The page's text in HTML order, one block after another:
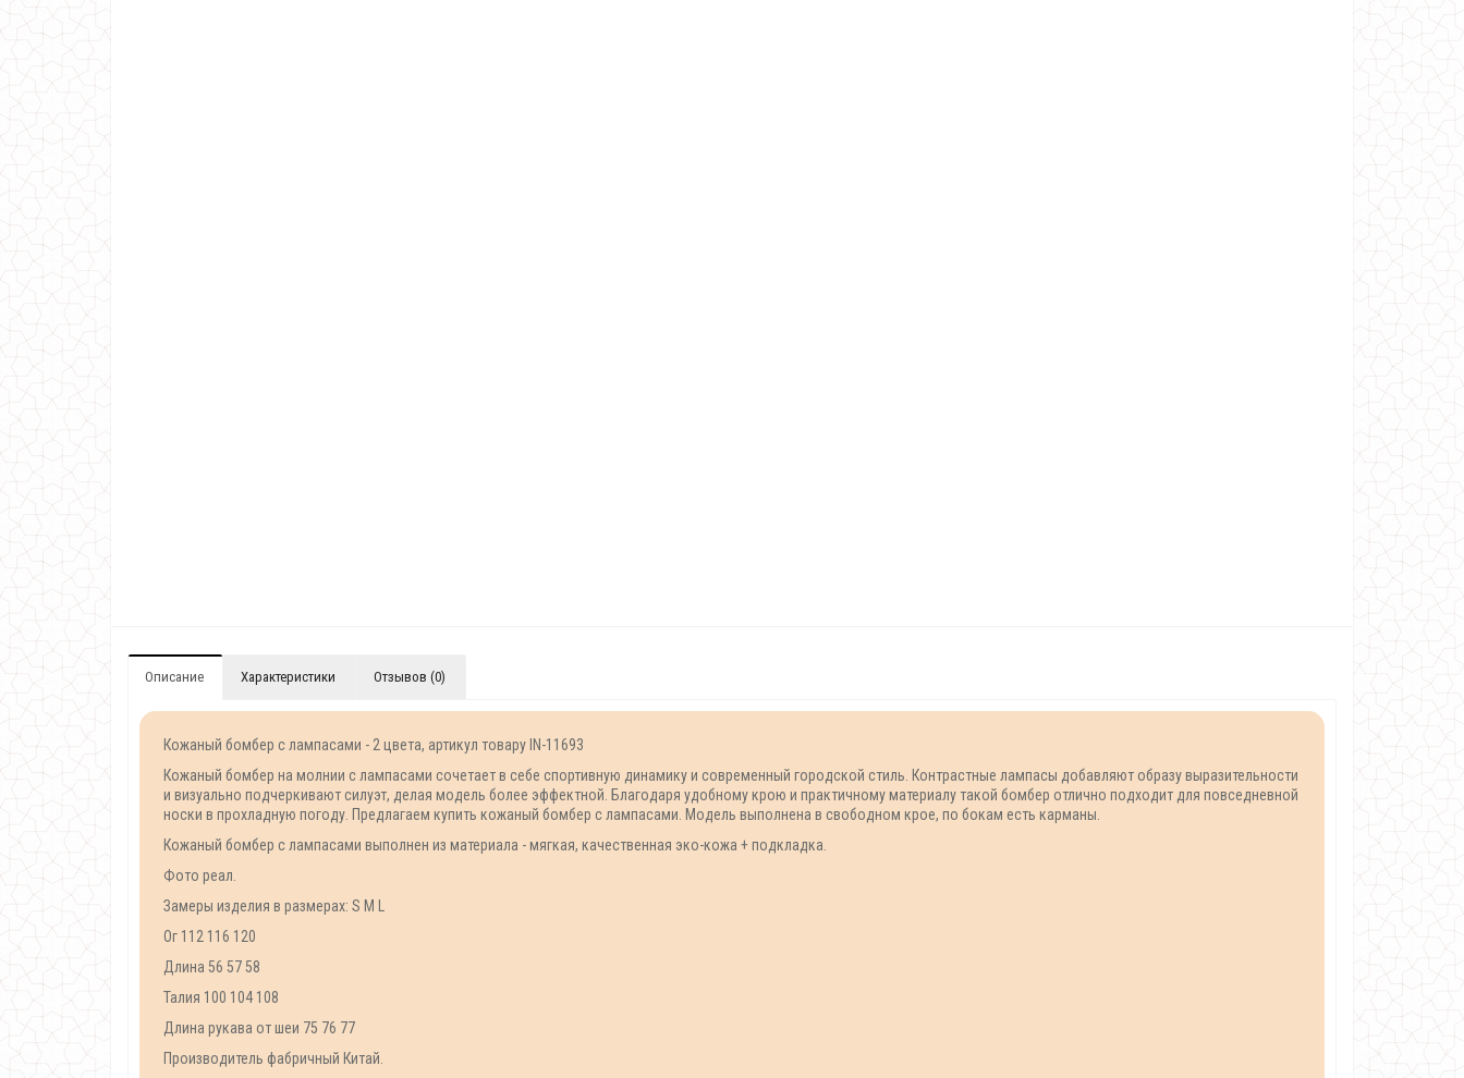
Описание Характеристики Отзывов (0)
Кожаный бомбер с лампасами - 2 цвета, артикул товару IN-11693
Кожаный бомбер на молнии с лампасами сочетает в себе спортивную динамику и современный городской стиль. Контрастные лампасы добавляют образу выразительности
и визуально подчеркивают силуэт, делая модель более эффектной. Благодаря удобному крою и практичному материалу такой бомбер отлично подходит для повседневной
носки в прохладную погоду. Предлагаем купить кожаный бомбер с лампасами. Модель выполнена в свободном крое, по бокам есть карманы.
Кожаный бомбер с лампасами выполнен из материала - мягкая, качественная эко-кожа + подкладка.
Фото реал.
Замеры изделия в размерах: S M L
Ог 112 116 120
Длина 56 57 58
Талия 100 104 108
Длина рукава от шеи 75 76 77
Производитель фабричный Китай.